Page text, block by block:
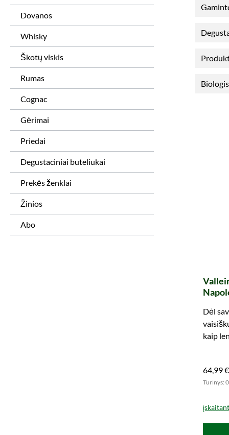
Dovanos
Whisky
Škotų viskis
Rumas
Cognac
Gėrimai
Priedai
Degustaciniai buteliukai
Prekės ženklai
Žinios
Abo
Dėl
kaip
64,99 €
Turinys: